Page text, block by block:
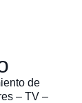
de
– TV –